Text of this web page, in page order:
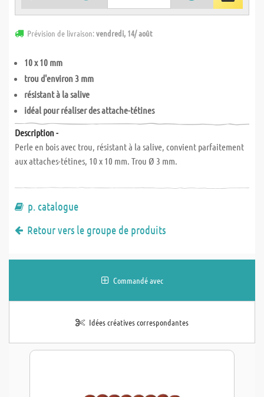
Prévision de livraison:vendredi, 14/ août
10 x 10 mm
trou d'environ 3 mm
résistant à la salive
idéal pour réaliser des attache-tétines
Description -
Perle en bois avec trou, résistant à la salive, convient parfaitement
aux attaches-tétines, 10 x 10 mm. Trou Ø 3 mm.
p. catalogue
Retour vers le groupe de produits
Commandé avec
Idées créatives correspondantes